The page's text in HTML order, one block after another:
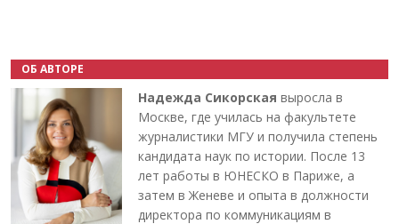
ОБ АВТОРЕ
Надежда Сикорская выросла в
Москве, где училась на факультете
журналистики МГУ и получила степень
кандидата наук по истории. После 13
лет работы в ЮНЕСКО в Париже, а
затем в Женеве и опыта в должности
директора по коммуникациям в